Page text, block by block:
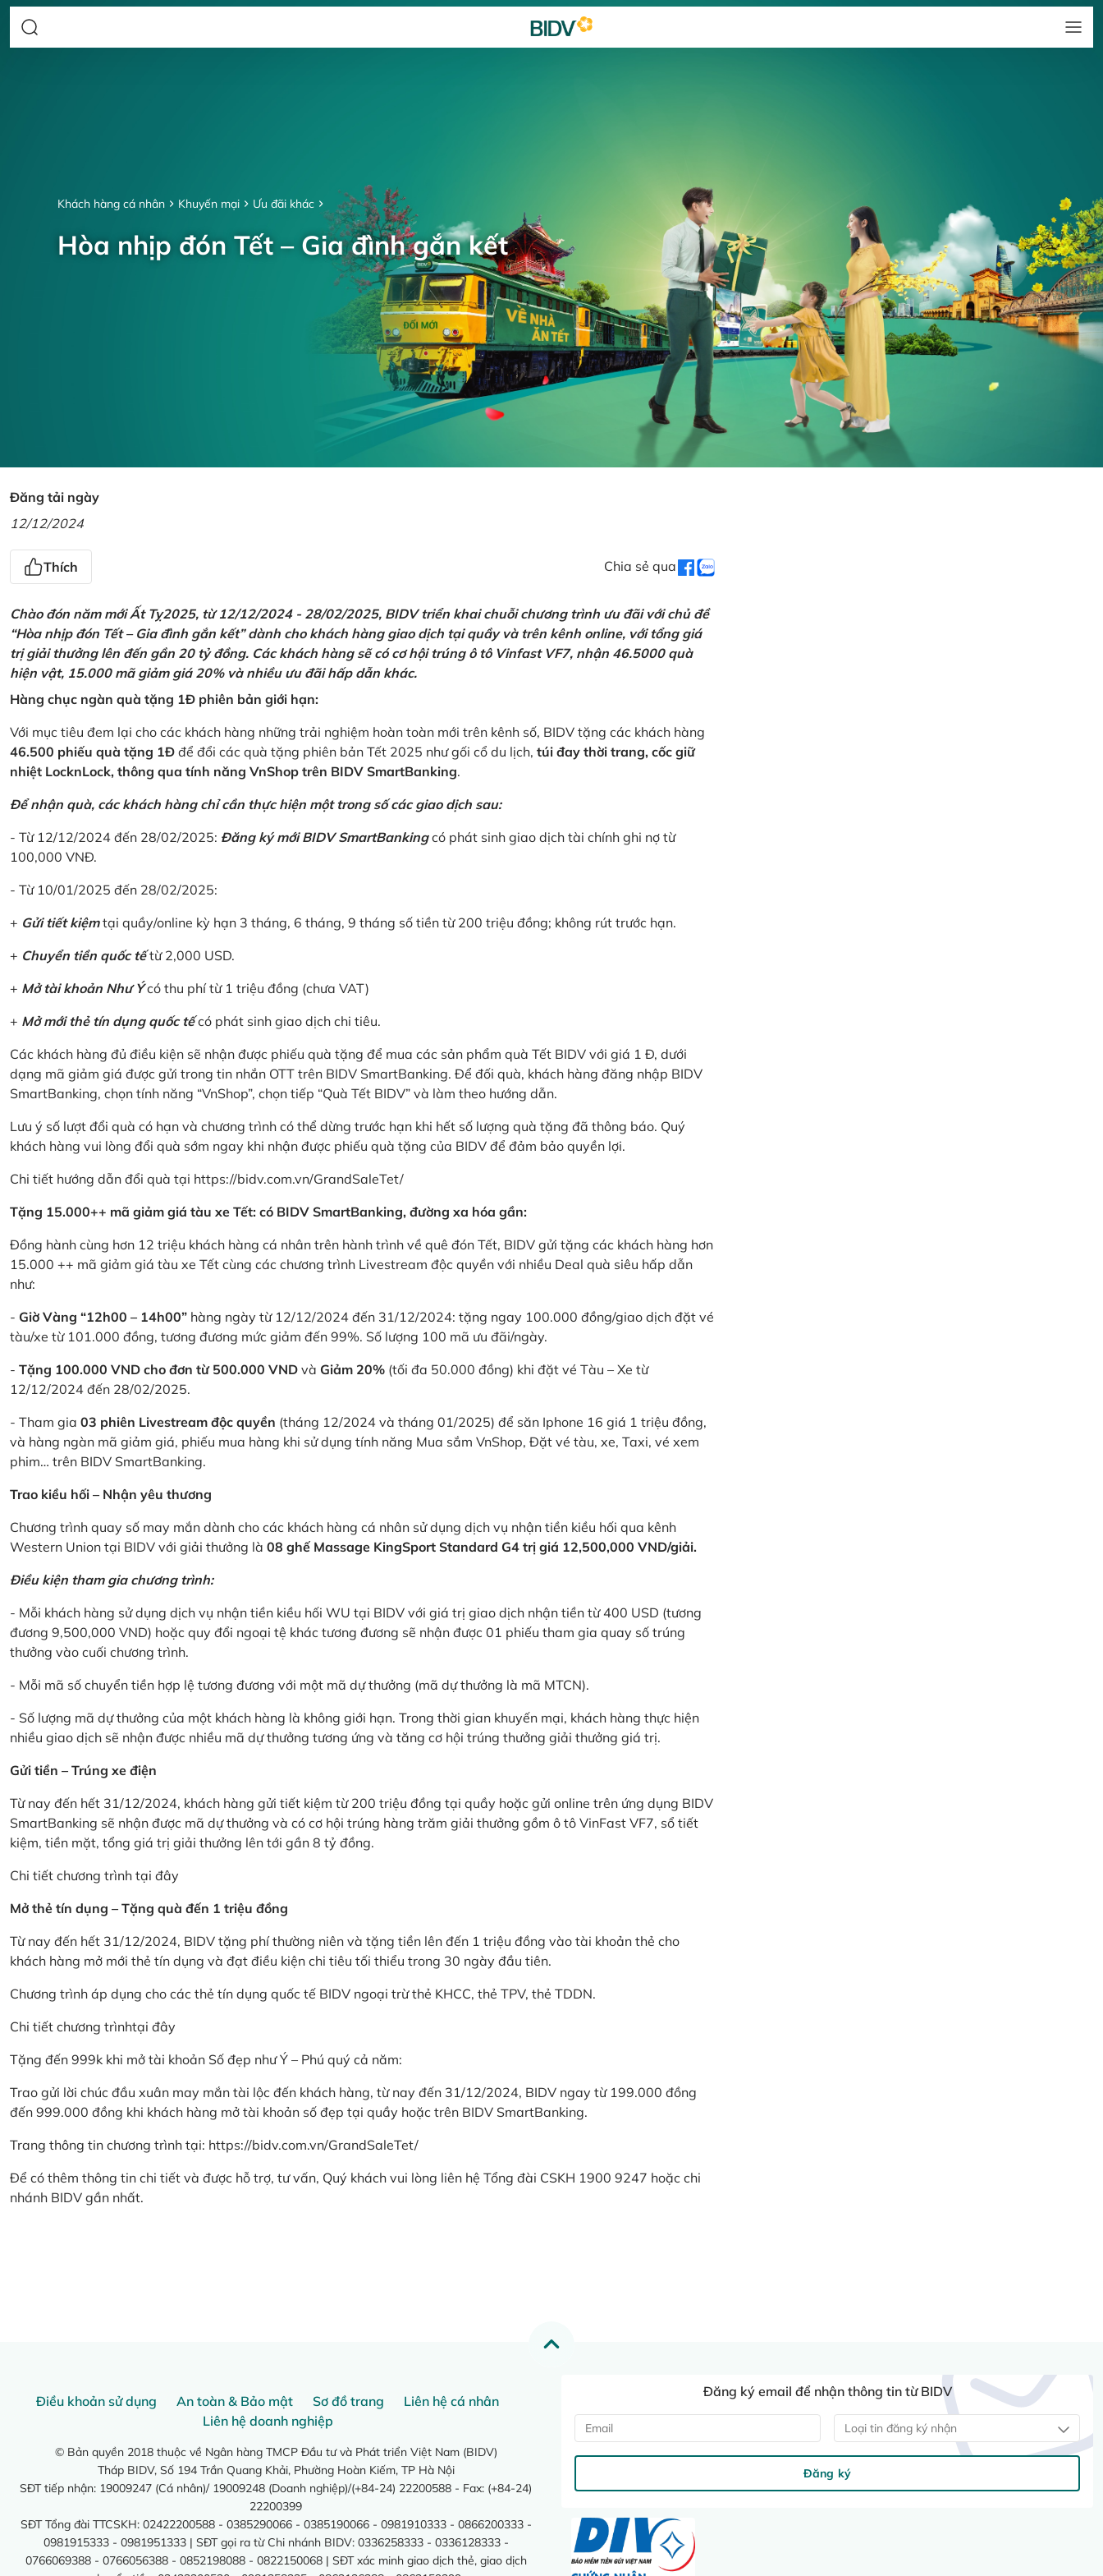
Khách hàng cá nhân Khuyến mại Ưu đãi khác
Hòa nhịp đón Tết – Gia đình gắn kết
Đăng tải ngày
12/12/2024
Thích Chia sẻ qua
Chào đón năm mới Ất Tỵ2025, từ 12/12/2024 - 28/02/2025, BIDV triển khai chuỗi chương trình ưu đãi với chủ đề
“Hòa nhịp đón Tết – Gia đình gắn kết” dành cho khách hàng giao dịch tại quầy và trên kênh online, với tổng giá
trị giải thưởng lên đến gần 20 tỷ đồng. Các khách hàng sẽ có cơ hội trúng ô tô Vinfast VF7, nhận 46.5000 quà
hiện vật, 15.000 mã giảm giá 20% và nhiều ưu đãi hấp dẫn khác.
Hàng chục ngàn quà tặng 1Đ phiên bản giới hạn:
Với mục tiêu đem lại cho các khách hàng những trải nghiệm hoàn toàn mới trên kênh số, BIDV tặng các khách hàng
46.500 phiếu quà tặng 1Đ để đổi các quà tặng phiên bản Tết 2025 như gối cổ du lịch, túi đay thời trang, cốc giữ
nhiệt LocknLock, thông qua tính năng VnShop trên BIDV SmartBanking.
Để nhận quà, các khách hàng chỉ cần thực hiện một trong số các giao dịch sau:
- Từ 12/12/2024 đến 28/02/2025: Đăng ký mới BIDV SmartBankingcó phát sinh giao dịch tài chính ghi nợ từ
100,000 VNĐ.
- Từ 10/01/2025 đến 28/02/2025:
+ Gửi tiết kiệmtại quầy/online kỳ hạn 3 tháng, 6 tháng, 9 tháng số tiền từ 200 triệu đồng; không rút trước hạn.
+ Chuyển tiền quốc tếtừ 2,000 USD.
+ Mở tài khoản Như Ýcó thu phí từ 1 triệu đồng (chưa VAT)
+ Mở mới thẻ tín dụng quốc tếcó phát sinh giao dịch chi tiêu.
Các khách hàng đủ điều kiện sẽ nhận được phiếu quà tặng để mua các sản phẩm quà Tết BIDV với giá 1 Đ, dưới
dạng mã giảm giá được gửi trong tin nhắn OTT trên BIDV SmartBanking. Để đối quà, khách hàng đăng nhập BIDV
SmartBanking, chọn tính năng “VnShop”, chọn tiếp “Quà Tết BIDV” và làm theo hướng dẫn.
Lưu ý số lượt đổi quà có hạn và chương trình có thể dừng trước hạn khi hết số lượng quà tặng đã thông báo. Quý
khách hàng vui lòng đổi quà sớm ngay khi nhận được phiếu quà tặng của BIDV để đảm bảo quyền lợi.
Chi tiết hướng dẫn đổi quà tại https://bidv.com.vn/GrandSaleTet/
Tặng 15.000++ mã giảm giá tàu xe Tết: có BIDV SmartBanking, đường xa hóa gần:
Đồng hành cùng hơn 12 triệu khách hàng cá nhân trên hành trình về quê đón Tết, BIDV gửi tặng các khách hàng hơn
15.000 ++ mã giảm giá tàu xe Tết cùng các chương trình Livestream độc quyền với nhiều Deal quà siêu hấp dẫn
như:
- Giờ Vàng “12h00 – 14h00” hàng ngày từ 12/12/2024 đến 31/12/2024: tặng ngay 100.000 đồng/giao dịch đặt vé
tàu/xe từ 101.000 đồng, tương đương mức giảm đến 99%. Số lượng 100 mã ưu đãi/ngày.
- Tặng 100.000 VND cho đơn từ 500.000 VND và Giảm 20% (tối đa 50.000 đồng) khi đặt vé Tàu – Xe từ
12/12/2024 đến 28/02/2025.
- Tham gia 03 phiên Livestream độc quyền (tháng 12/2024 và tháng 01/2025) để săn Iphone 16 giá 1 triệu đồng,
và hàng ngàn mã giảm giá, phiếu mua hàng khi sử dụng tính năng Mua sắm VnShop, Đặt vé tàu, xe, Taxi, vé xem
phim… trên BIDV SmartBanking.
Trao kiều hối – Nhận yêu thương
Chương trình quay số may mắn dành cho các khách hàng cá nhân sử dụng dịch vụ nhận tiền kiều hối qua kênh
Western Union tại BIDV với giải thưởng là 08 ghế Massage KingSport Standard G4 trị giá 12,500,000 VND/giải.
Điều kiện tham gia chương trình:
- Mỗi khách hàng sử dụng dịch vụ nhận tiền kiều hối WU tại BIDV với giá trị giao dịch nhận tiền từ 400 USD (tương
đương 9,500,000 VND) hoặc quy đổi ngoại tệ khác tương đương sẽ nhận được 01 phiếu tham gia quay số trúng
thưởng vào cuối chương trình.
- Mỗi mã số chuyển tiền hợp lệ tương đương với một mã dự thưởng (mã dự thưởng là mã MTCN).
- Số lượng mã dự thưởng của một khách hàng là không giới hạn. Trong thời gian khuyến mại, khách hàng thực hiện
nhiều giao dịch sẽ nhận được nhiều mã dự thưởng tương ứng và tăng cơ hội trúng thưởng giải thưởng giá trị.
Gửi tiền – Trúng xe điện
Từ nay đến hết 31/12/2024, khách hàng gửi tiết kiệm từ 200 triệu đồng tại quầy hoặc gửi online trên ứng dụng BIDV
SmartBanking sẽ nhận được mã dự thưởng và có cơ hội trúng hàng trăm giải thưởng gồm ô tô VinFast VF7, sổ tiết
kiệm, tiền mặt, tổng giá trị giải thưởng lên tới gần 8 tỷ đồng.
Chi tiết chương trình tại đây
Mở thẻ tín dụng – Tặng quà đến 1 triệu đồng
Từ nay đến hết 31/12/2024, BIDV tặng phí thường niên và tặng tiền lên đến 1 triệu đồng vào tài khoản thẻ cho
khách hàng mở mới thẻ tín dụng và đạt điều kiện chi tiêu tối thiểu trong 30 ngày đầu tiên.
Chương trình áp dụng cho các thẻ tín dụng quốc tế BIDV ngoại trừ thẻ KHCC, thẻ TPV, thẻ TDDN.
Chi tiết chương trìnhtại đây
Tặng đến 999k khi mở tài khoản Số đẹp như Ý – Phú quý cả năm:
Trao gửi lời chúc đầu xuân may mắn tài lộc đến khách hàng, từ nay đến 31/12/2024, BIDV ngay từ 199.000 đồng
đến 999.000 đồng khi khách hàng mở tài khoản số đẹp tại quầy hoặc trên BIDV SmartBanking.
Trang thông tin chương trình tại: https://bidv.com.vn/GrandSaleTet/
Để có thêm thông tin chi tiết và được hỗ trợ, tư vấn, Quý khách vui lòng liên hệ Tổng đài CSKH 1900 9247 hoặc chi
nhánh BIDV gần nhất.
Điều khoản sử dụng An toàn & Bảo mật Sơ đồ trang
Liên hệ cá nhân
Liên hệ doanh nghiệp
© Bản quyền 2018 thuộc về Ngân hàng TMCP Đầu tư và Phát triển Việt Nam (BIDV)
Tháp BIDV, Số 194 Trần Quang Khải, Phường Hoàn Kiếm, TP Hà Nội
SĐT tiếp nhận: 19009247 (Cá nhân)/ 19009248 (Doanh nghiệp)/(+84-24) 22200588 - Fax: (+84-24)
22200399
SĐT Tổng đài TTCSKH: 02422200588 - 0385290066 - 0385190066 - 0981910333 - 0866200333 -
0981915333 - 0981951333 | SĐT gọi ra từ Chi nhánh BIDV: 0336258333 - 0336128333 -
0766069388 - 0766056388 - 0852198088 - 0822150068 | SĐT xác minh giao dịch thẻ, giao dịch
Đăng ký email để nhận thông tin từ BIDV
Loại tin đăng ký nhận
Đăng ký